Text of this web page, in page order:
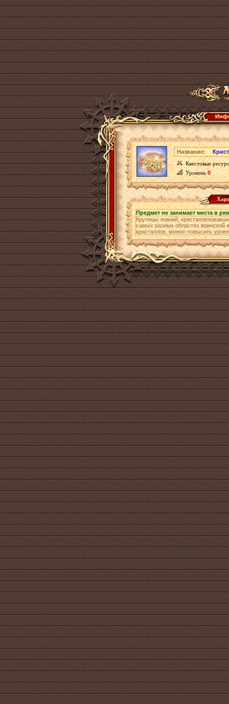
Название:
Квестовые
Уровень0
Предмет не занимает места в
Крупицы знаний,
самых разных областях воинской
кристаллов, можно повысить